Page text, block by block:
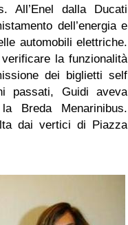
All’Enel dalla Ducati
dell’energia e
automobili elettriche.
la funzionalità
dei biglietti self
passati, Guidi aveva
Breda Menarinibus.
dai vertici di Piazza